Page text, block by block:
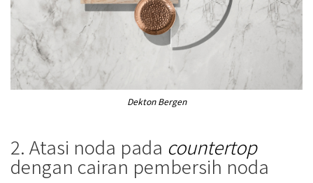
Dekton Bergen
2. Atasi noda pada countertop
dengan cairan pembersih noda